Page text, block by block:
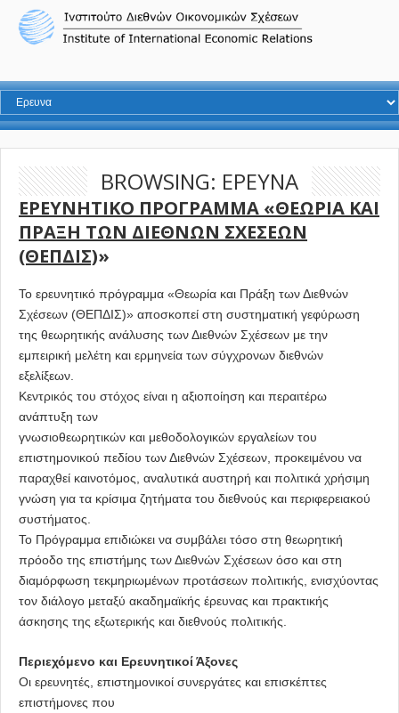
BROWSING: ΕΡΕΥΝΑ
ΕΡΕΥΝΗΤΙΚΟ ΠΡΟΓΡΑΜΜΑ «ΘΕΩΡΙΑ ΚΑΙ
ΠΡΑΞΗ ΤΩΝ ΔΙΕΘΝΩΝ ΣΧΕΣΕΩΝ
(ΘΕΠΔΙΣ)»
Το ερευνητικό πρόγραμμα «Θεωρία και Πράξη των Διεθνών
Σχέσεων (ΘΕΠΔΙΣ)» αποσκοπεί στη συστηματική γεφύρωση
της θεωρητικής ανάλυσης των Διεθνών Σχέσεων με την
εμπειρική μελέτη και ερμηνεία των σύγχρονων διεθνών
εξελίξεων.
Κεντρικός του στόχος είναι η αξιοποίηση και περαιτέρω
ανάπτυξη των
γνωσιοθεωρητικών και μεθοδολογικών εργαλείων του
επιστημονικού πεδίου των Διεθνών Σχέσεων, προκειμένου να
παραχθεί καινοτόμος, αναλυτικά αυστηρή και πολιτικά χρήσιμη
γνώση για τα κρίσιμα ζητήματα του διεθνούς και περιφερειακού
συστήματος.
Το Πρόγραμμα επιδιώκει να συμβάλει τόσο στη θεωρητική
πρόοδο της επιστήμης των Διεθνών Σχέσεων όσο και στη
διαμόρφωση τεκμηριωμένων προτάσεων πολιτικής, ενισχύοντας
τον διάλογο μεταξύ ακαδημαϊκής έρευνας και πρακτικής
άσκησης της εξωτερικής και διεθνούς πολιτικής.
Περιεχόμενο και Ερευνητικοί Άξονες
Οι ερευνητές, επιστημονικοί συνεργάτες και επισκέπτες
επιστήμονες που